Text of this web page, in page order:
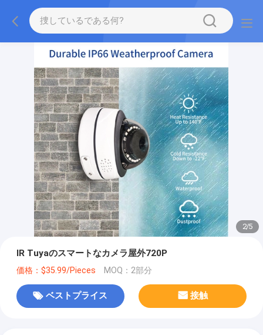
2/5
IR Tuyaのスマートなカメラ屋外720P
価格：$35.99/Pieces MOQ：2部分
ベストプライス 接触